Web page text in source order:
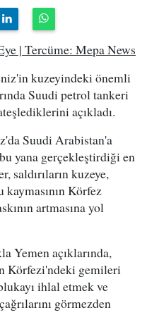
| Tercüme: Mepa News
kuzeyindeki önemli
Suudi petrol tankeri
açıkladı.
Suudi Arabistan'a
yana gerçekleştirdiği en
saldırıların kuzeye,
kaymasının Körfez
artmasına yol
Yemen açıklarında,
Körfezi'ndeki gemileri
ihlal etmek ve
görmezden